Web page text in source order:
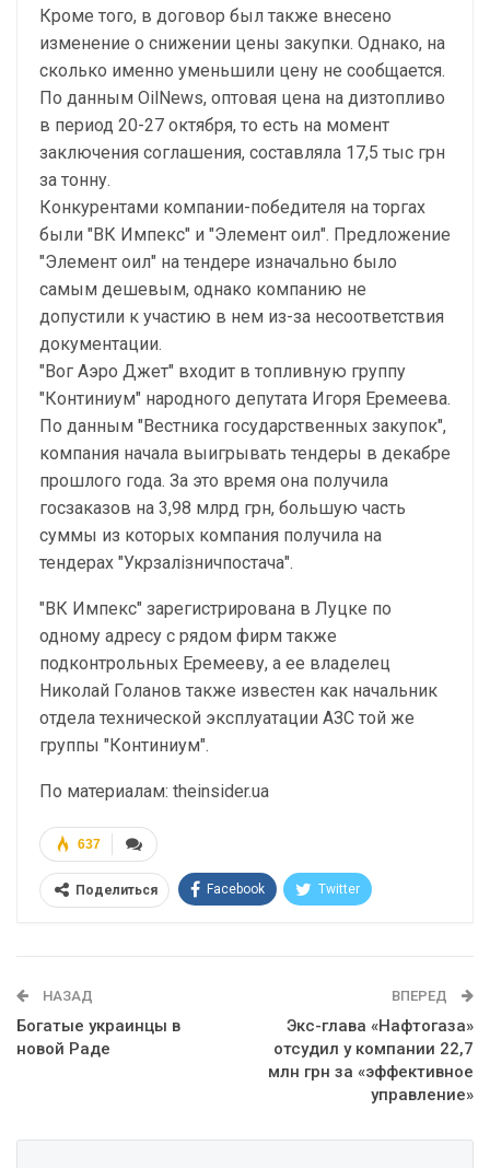
Кроме того, в договор был также внесено
изменение о снижении цены закупки. Однако, на
сколько именно уменьшили цену не сообщается.
По данным OilNews, оптовая цена на дизтопливо
в период 20-27 октября, то есть на момент
заключения соглашения, составляла 17,5 тыс грн
за тонну.
Конкурентами компании-победителя на торгах
были "ВК Импекс" и "Элемент оил". Предложение
"Элемент оил" на тендере изначально было
самым дешевым, однако компанию не
допустили к участию в нем из-за несоответствия
документации.
"Вог Аэро Джет" входит в топливную группу
"Континиум" народного депутата Игоря Еремеева.
По данным "Вестника государственных закупок",
компания начала выигрывать тендеры в декабре
прошлого года. За это время она получила
госзаказов на 3,98 млрд грн, большую часть
суммы из которых компания получила на
тендерах "Укрзалізничпостача".
"ВК Импекс" зарегистрирована в Луцке по
одному адресу с рядом фирм также
подконтрольных Еремееву, а ее владелец
Николай Голанов также известен как начальник
отдела технической эксплуатации АЗС той же
группы "Континиум".
По материалам: theinsider.ua
637
Поделиться Facebook Twitter
НАЗАД
Богатые украинцы в
новой Раде
ВПЕРЕД
Экс-глава «Нафтогаза»
отсудил у компании 22,7
млн грн за «эффективное
управление»